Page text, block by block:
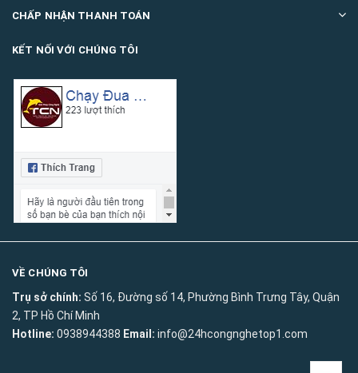
CHẤP NHẬN THANH TOÁN
KẾT NỐI VỚI CHÚNG TÔI
VỀ CHÚNG TÔI
Trụ sở chính: Số 16, Đường số 14, Phường Bình Trưng Tây, Quận
2, TP Hồ Chí Minh
Hotline: 0938944388 Email: info@24hcongnghetop1.com